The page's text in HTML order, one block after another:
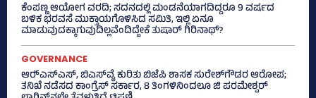
ಕೆಂಪಣ್ಣ ಆಯೋಗ ವರದಿ; ಸದನದಲ್ಲಿ ಮಂಡನೆಯಾಗದಿದ್ದರೂ 9 ವರ್ಷದ
ಬಳಿಕ ಭರವಸೆ ಮುಕ್ತಾಯಗೊಳಿಸಿದ ಸಮಿತಿ, ಇಲ್ಲಿ ಏನೂ
ಮಾಡುವುದಕ್ಕಾಗುವುದಿಲ್ಲವೆಂದಿದ್ದೇಕೆ ತುಷಾರ್ ಗಿರಿನಾಥ್?
GOVERNANCE
ಆರ್‍‌ಎಸ್‌ಎಸ್‌, ಬಿಎಸ್‌ವೈ ಕುರಿತು ಬಿಜೆಪಿ ಶಾಸಕ ಸುರೇಶ್‌ಗೌಡರ ಆರೋಪ;
ತನಿಖೆ ನಡೆಸದ ಕಾಂಗ್ರೆಸ್‌ ಸರ್ಕಾರ, 8 ತಿಂಗಳಿನಿಂದಲೂ ಜಿ ಪರಮೇಶ್ವರ್